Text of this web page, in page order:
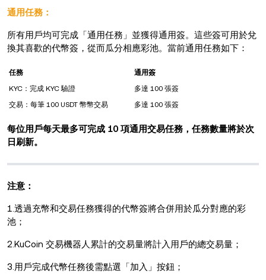
通用任務：
所有用戶均可完成「通用任務」並獲得通用簽。這些簽可用於兌
換其喜歡的代幣簽，從而瓜分相應彩池。當前通用任務如下：
任務
通用簽
KYC：完成 KYC 驗證
多達 100 張簽
交易：每筆 100 USDT 幣幣交易
多達 100 張簽
每位用戶每天最多可完成 10 項通用交易任務，任務數量將於次
日刷新。
注意：
1.透過充幣和交易任務獲得的代幣簽將合併用於瓜分對應的彩
池；
2.KuCoin 交易機器人累計的交易量將計入用戶的總交易量；
3.用戶完成代幣任務後需點選「加入」按鈕；